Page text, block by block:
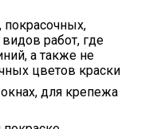
работ, где
а также не
цветов краски
для крепежа